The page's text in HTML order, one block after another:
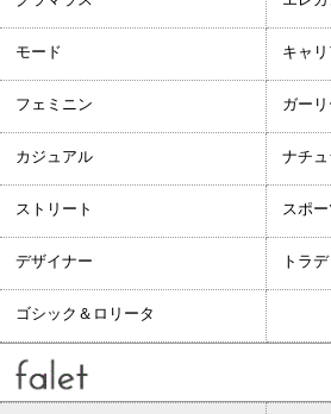
モード キャリ
フェミニン ガーリ
カジュアル ナチ
ストリート スポ
デザイナー トラ
ゴシック＆ロリータ